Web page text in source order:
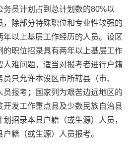
员计划占到总计划数的80%以
，除部分特殊职位和专业性较强的
以上基层工作经历的人员。设区
的职位招录具有两年以上基层工作
难问题，适当对报考者进行户籍
只允许本设区市所辖县（市、
员报考；国家列为艰苦边远地区的
开发工作重点县及少数民族自治县
招录本县户籍（或生源）人员，
籍（或生源）人员报考。